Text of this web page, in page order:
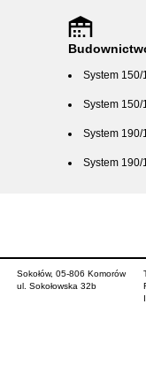
System 150/
System 150/
System 190/
System 190/
Sokołów, 05-806 Komorów
ul. Sokołowska 32b